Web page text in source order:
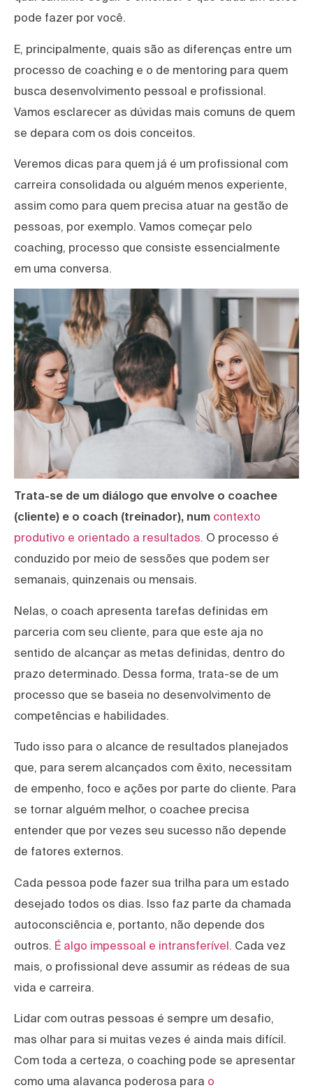
pode fazer por você.
E, principalmente, quais são as diferenças entre um
processo de coaching e o de mentoring para quem
busca desenvolvimento pessoal e profissional.
Vamos esclarecer as dúvidas mais comuns de quem
se depara com os dois conceitos.
Veremos dicas para quem já é um profissional com
carreira consolidada ou alguém menos experiente,
assim como para quem precisa atuar na gestão de
pessoas, por exemplo. Vamos começar pelo
coaching, processo que consiste essencialmente
em uma conversa.
Trata-se de um diálogo que envolve o coachee
(cliente) e o coach (treinador), num contexto
produtivo e orientado a resultados. O processo é
conduzido por meio de sessões que podem ser
semanais, quinzenais ou mensais.
Nelas, o coach apresenta tarefas definidas em
parceria com seu cliente, para que este aja no
sentido de alcançar as metas definidas, dentro do
prazo determinado. Dessa forma, trata-se de um
processo que se baseia no desenvolvimento de
competências e habilidades.
Tudo isso para o alcance de resultados planejados
que, para serem alcançados com êxito, necessitam
de empenho, foco e ações por parte do cliente. Para
se tornar alguém melhor, o coachee precisa
entender que por vezes seu sucesso não depende
de fatores externos.
Cada pessoa pode fazer sua trilha para um estado
desejado todos os dias. Isso faz parte da chamada
autoconsciência e, portanto, não depende dos
outros. É algo impessoal e intransferível. Cada vez
mais, o profissional deve assumir as rédeas de sua
vida e carreira.
Lidar com outras pessoas é sempre um desafio,
mas olhar para si muitas vezes é ainda mais difícil.
Com toda a certeza, o coaching pode se apresentar
como uma alavanca poderosa para o